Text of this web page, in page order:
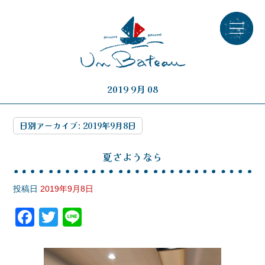
2019 9月 08
日別アーカイブ: 2019年9月8日
夏さようなら
投稿日 2019年9月8日
F
c
T
tt
e